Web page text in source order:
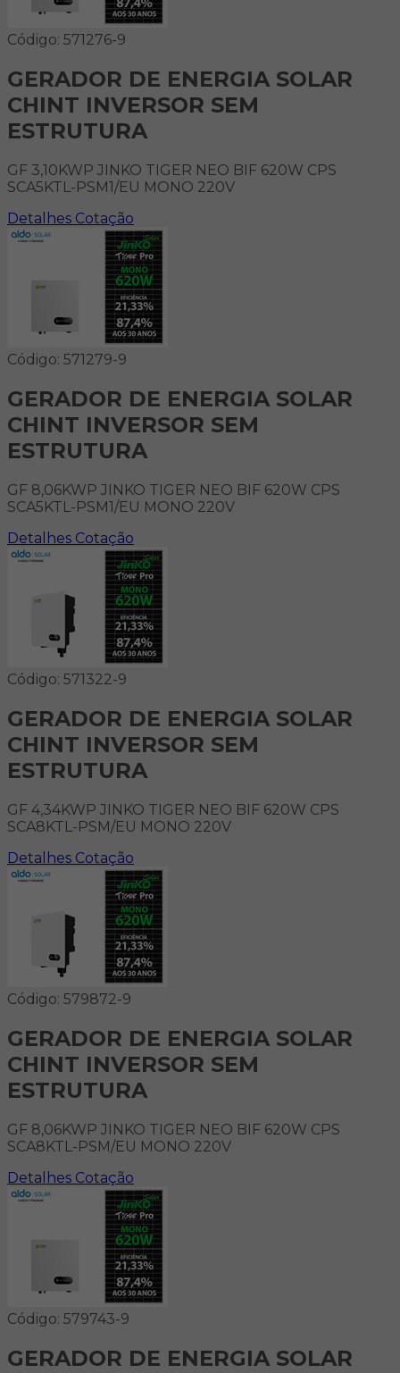
Código: 571276-9
GERADOR DE ENERGIA SOLAR
CHINT INVERSOR SEM
ESTRUTURA
GF 3,10KWP JINKO TIGER NEO BIF 620W CPS
SCA5KTL-PSM1/EU MONO 220V
Detalhes Cotação
Código: 571279-9
GERADOR DE ENERGIA SOLAR
CHINT INVERSOR SEM
ESTRUTURA
GF 8,06KWP JINKO TIGER NEO BIF 620W CPS
SCA5KTL-PSM1/EU MONO 220V
Detalhes Cotação
Código: 571322-9
GERADOR DE ENERGIA SOLAR
CHINT INVERSOR SEM
ESTRUTURA
GF 4,34KWP JINKO TIGER NEO BIF 620W CPS
SCA8KTL-PSM/EU MONO 220V
Detalhes Cotação
Código: 579872-9
GERADOR DE ENERGIA SOLAR
CHINT INVERSOR SEM
ESTRUTURA
GF 8,06KWP JINKO TIGER NEO BIF 620W CPS
SCA8KTL-PSM/EU MONO 220V
Detalhes Cotação
Código: 579743-9
GERADOR DE ENERGIA SOLAR